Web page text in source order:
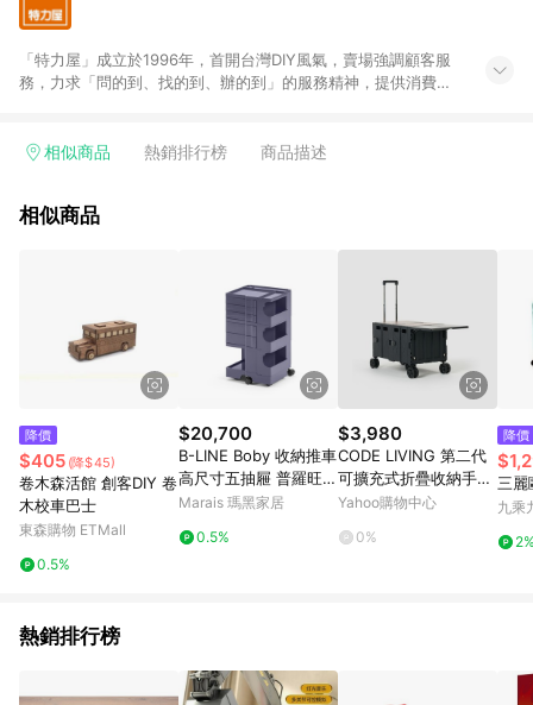
「特力屋」成立於1996年，首開台灣DIY風氣，賣場強調顧客服
務，力求「問的到、找的到、辦的到」的服務精神，提供消費者
客找到居家修繕、佈置或裝潢時所需；另外，在各家分店內規劃
等各方面進行整合，提升服務質感，期望每一位來店顧客，能輕
發與靈感(Exciting experience)，同時持續提供消費者居家修繕
最佳解決方案，以創造優質居家環境為首要目標，成為消費者打
造幸福家園時的優先選擇。
相似商品 熱銷排行榜 商品描述
相似商品
降價
$405 (降$45)
卷木森活館 創客DIY 卷
木校車巴士
東森購物 ETMall
0.5%
$20,700
B-LINE Boby 收納推車
高尺寸五抽屜 普羅旺斯
紫
Marais 瑪黑家居
0.5%
$3,980
CODE LIVING 第二代
可擴充式折疊收納手推
車(桌板延伸)~黑色
Yahoo購物中心
0%
降價
三麗
九乘
熱銷排行榜